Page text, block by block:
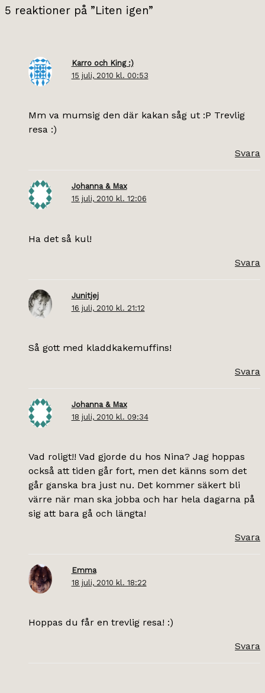
5 reaktioner på ”Liten igen”
Karro och King :)
15 juli, 2010 kl. 00:53
Mm va mumsig den där kakan såg ut :P Trevlig
resa :)
Svara
Johanna & Max
15 juli, 2010 kl. 12:06
Ha det så kul!
Svara
Junitjej
16 juli, 2010 kl. 21:12
Så gott med kladdkakemuffins!
Svara
Johanna & Max
18 juli, 2010 kl. 09:34
Vad roligt!! Vad gjorde du hos Nina? Jag hoppas
också att tiden går fort, men det känns som det
går ganska bra just nu. Det kommer säkert bli
värre när man ska jobba och har hela dagarna på
sig att bara gå och längta!
Svara
Emma
18 juli, 2010 kl. 18:22
Hoppas du får en trevlig resa! :)
Svara